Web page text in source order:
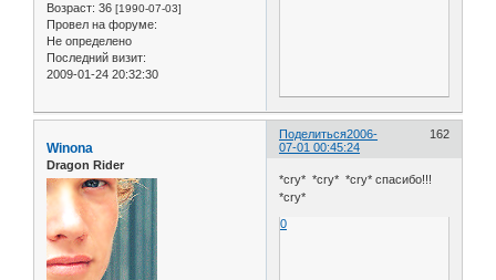
Возраст: 36 [1990-07-03]
Провел на форуме:
Не определено
Последний визит:
2009-01-24 20:32:30
Поделиться 162
2006-
07-01 00:45:24
Winona
Dragon Rider
*cry* *cry* *cry* спасибо!!!
*cry*
0